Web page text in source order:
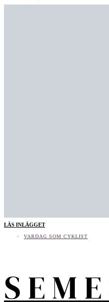
LÄS INLÄGGET
VARDAG SOM CYKLIST
S E M